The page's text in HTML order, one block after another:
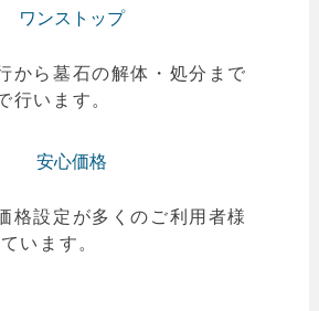
ワンストップ
から墓石の解体・処分まで
行います。
安心価格
格設定が多くのご利用者様
います。